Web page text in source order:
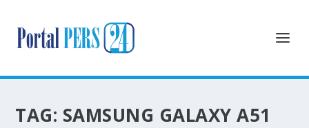
TAG: SAMSUNG GALAXY A51